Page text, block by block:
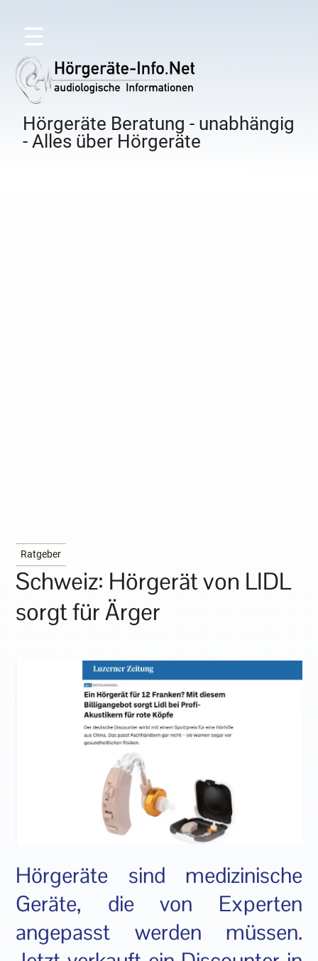
☰
Hörgeräte Beratung - unabhängig
- Alles über Hörgeräte
Ratgeber
Schweiz: Hörgerät von LIDL
sorgt für Ärger
Hörgeräte sind medizinische
Geräte, die von Experten
angepasst werden müssen.